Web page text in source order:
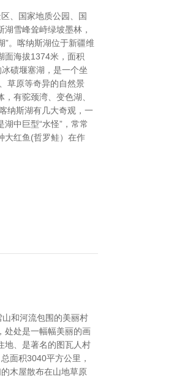
、国家地质公园、国
雪峰耸峙绿坡墨林，
”。喀纳斯湖位于新疆维
面海拔1374米，面积
碛堰塞湖，是一个坐
草原等奇异的自然景
有驼颈湾、变色湖、
纳斯湖有几大奇观，一
中巨型“水怪”，常常
大红鱼(哲罗鲑）在作
和河流包围的美丽村
处处是一幅幅美丽的画
地、是著名的图瓦人村
面积3040平方公里，
木屋散布在山地草原